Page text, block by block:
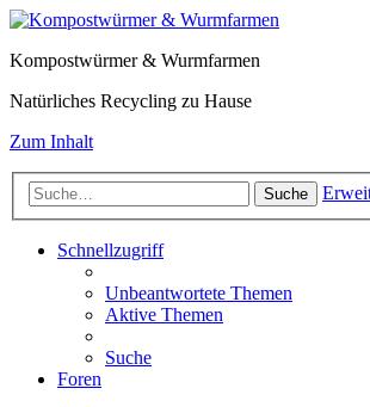
Kompostwürmer & Wurmfarmen
Natürliches Recycling zu Hause
Zum Inhalt
Suche
Schnellzugriff
Unbeantwortete Themen
Aktive Themen
Suche
Foren